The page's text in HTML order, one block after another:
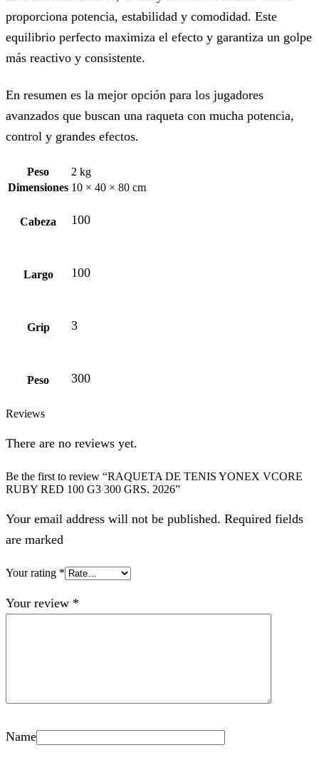
proporciona potencia, estabilidad y comodidad. Este
equilibrio perfecto maximiza el efecto y garantiza un golpe
más reactivo y consistente.
En resumen es la mejor opción para los jugadores
avanzados que buscan una raqueta con mucha potencia,
control y grandes efectos.
Peso
2 kg
Dimensiones 10 × 40 × 80 cm
Cabeza 100
Largo 100
Grip 3
Peso 300
Reviews
There are no reviews yet.
Be the first to review “RAQUETA DE TENIS YONEX VCORE
RUBY RED 100 G3 300 GRS. 2026”
Your email address will not be published. Required fields
are marked
Your rating *
Your review *
Name